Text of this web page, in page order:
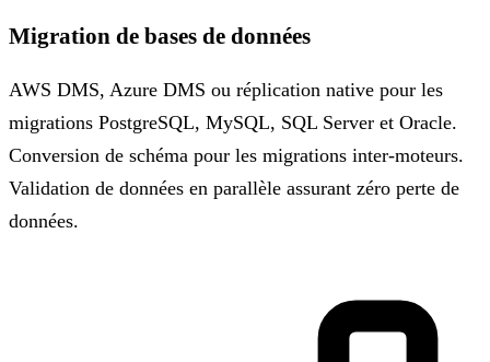
Migration de bases de données
AWS DMS, Azure DMS ou réplication native pour les
migrations PostgreSQL, MySQL, SQL Server et Oracle.
Conversion de schéma pour les migrations inter-moteurs.
Validation de données en parallèle assurant zéro perte de
données.